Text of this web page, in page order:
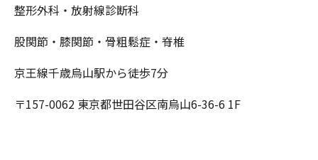
整形外科・放射線診断科
股関節・膝関節・骨粗鬆症・脊椎
京王線千歳烏山駅から徒歩7分
〒157-0062 東京都世田谷区南烏山6-36-6 1F